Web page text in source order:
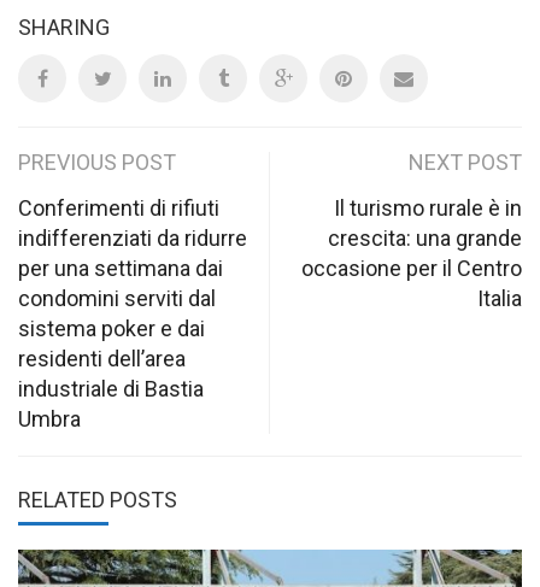
SHARING
Post
navigation
PREVIOUS POST
Conferimenti di rifiuti
indifferenziati da ridurre
per una settimana dai
condomini serviti dal
sistema poker e dai
residenti dell’area
industriale di Bastia
Umbra
NEXT POST
Il turismo rurale è in
crescita: una grande
occasione per il Centro
Italia
RELATED POSTS